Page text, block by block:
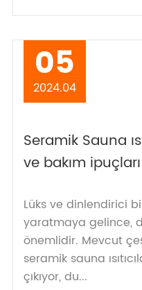
05
2024.04
Seramik Sauna
ve bakım ipuçları
Lüks ve dinlendirici
yaratmaya gelince,
önemlidir. Mevcut
seramik sauna
çıkıyor, du...